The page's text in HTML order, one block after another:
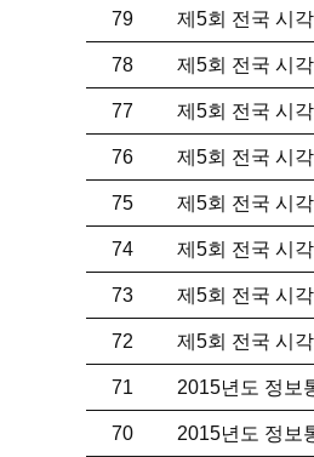
79 제5회 전국 시
78 제5회 전국 시
77 제5회 전국 시
76 제5회 전국 시
75 제5회 전국 시
74 제5회 전국 시
73 제5회 전국 시
72 제5회 전국 시
71 2015년도 정보
70 2015년도 정보